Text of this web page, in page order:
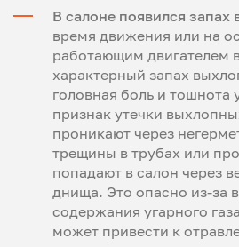
В салоне появился запах
время движения или на
работающим двигателем
характерный запах
головная боль и тошнота
признак утечки
проникают через
трещины в трубах или
попадают в салон через
днища. Это опасно из-за
содержания угарного
может привести к